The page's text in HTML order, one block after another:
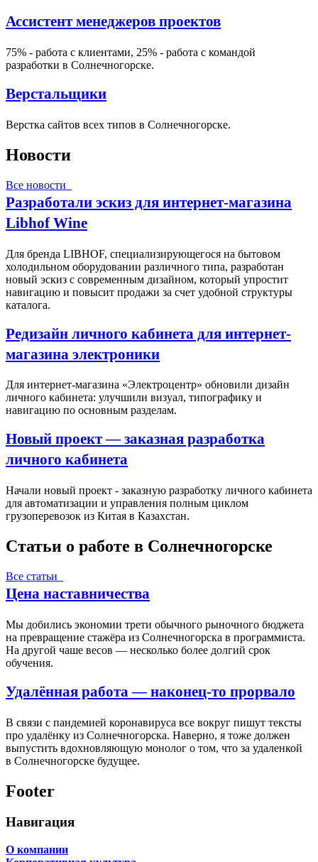
Ассистент менеджеров проектов
75% - работа с клиентами, 25% - работа с командой
разработки в Солнечногорске.
Верстальщики
Верстка сайтов всех типов в Солнечногорске.
Новости
Все новости
Разработали эскиз для интернет-магазина
Libhof Wine
Для бренда LIBHOF, специализирующегося на бытовом
холодильном оборудовании различного типа, разработан
новый эскиз с современным дизайном, который упростит
навигацию и повысит продажи за счет удобной структуры
каталога.
Редизайн личного кабинета для интернет-
магазина электроники
Для интернет-магазина «Электроцентр» обновили дизайн
личного кабинета: улучшили визуал, типографику и
навигацию по основным разделам.
Новый проект — заказная разработка
личного кабинета
Начали новый проект - заказную разработку личного кабинета
для автоматизации и управления полным циклом
грузоперевозок из Китая в Казахстан.
Статьи о работе в Солнечногорске
Все статьи
Цена наставничества
Мы добились экономии трети обычного рыночного бюджета
на превращение стажёра из Солнечногорска в программиста.
На другой чаше весов — несколько более долгий срок
обучения.
Удалённая работа — наконец-то прорвало
В связи с пандемией коронавируса все вокруг пишут тексты
про удалёнку из Солнечногорска. Наверно, я тоже должен
выпустить вдохновляющую монолог о том, что за удаленкой
в Солнечногорске будущее.
Footer
Навигация
О компании